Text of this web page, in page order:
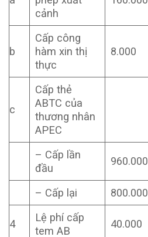
cảnh
b
Cấp công
hàm xin thị
thực
8.000
c
Cấp thẻ
ABTC của
thương nhân
APEC
– Cấp lần
đầu
960.000
– Cấp lại 800.000
4
Lệ phí cấp
tem AB
40.000